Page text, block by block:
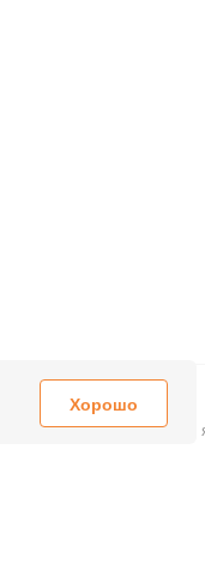
Все права защищены. Не
Хорошо